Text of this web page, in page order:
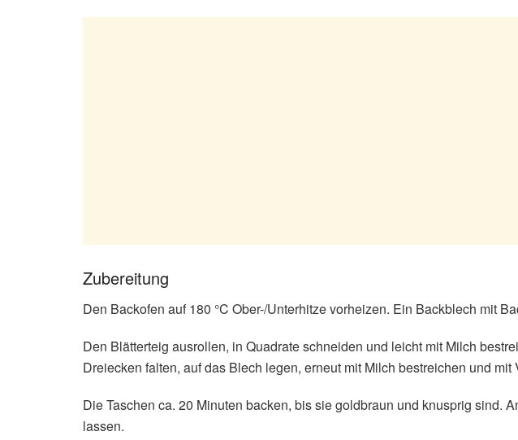
Zubereitung
Den Backofen auf 180 °C Ober-/Unterhitze vorheizen. Ein Backblech mit
Den Blätterteig ausrollen, in Quadrate schneiden und leicht mit Milch
Dreiecken falten, auf das Blech legen, erneut mit Milch bestreichen und mit
Die Taschen ca. 20 Minuten backen, bis sie goldbraun und knusprig sind.
lassen.